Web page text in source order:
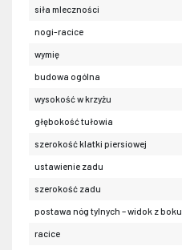
siła mleczności
nogi-racice
wymię
budowa ogólna
wysokość w krzyżu
głębokość tułowia
szerokość klatki piersiowej
ustawienie zadu
szerokość zadu
postawa nóg tylnych – widok z boku
racice